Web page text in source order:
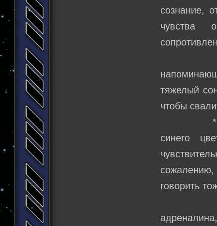
сознание,
чувства
тяжелый
чтобы
синего
сожалению,
говорить